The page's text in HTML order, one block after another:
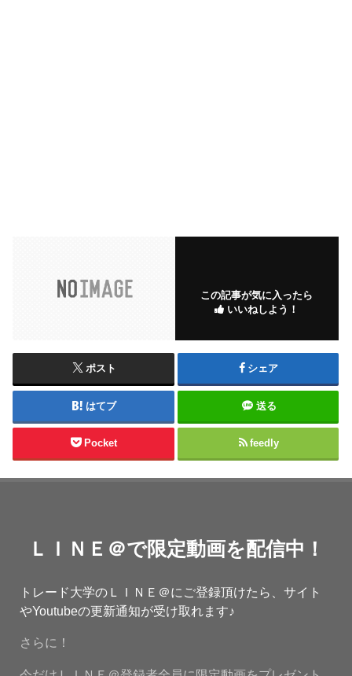
この記事が気に入ったら
いいねしよう！
ポスト シェア
はてブ 送る
Pocket feedly
ＬＩＮＥ＠で限定動画を配信中！
トレード大学のＬＩＮＥ＠にご登録頂けたら、サイト
やYoutubeの更新通知が受け取れます♪
さらに！